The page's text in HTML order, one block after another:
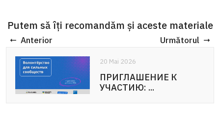
Putem să îți recomandăm și aceste materiale
Anterior Următorul
20 Mai 2026
ПРИГЛАШЕНИЕ К
УЧАСТИЮ: ...